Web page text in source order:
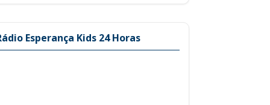
Esperança Kids 24 Horas